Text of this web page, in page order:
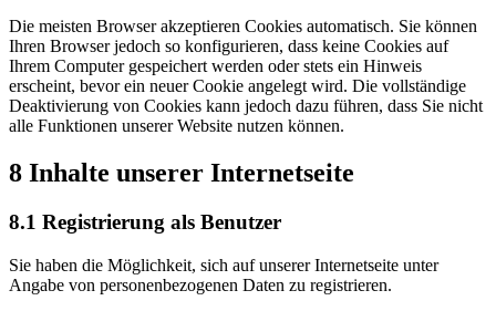
Die meisten Browser akzeptieren Cookies automatisch. Sie können
Ihren Browser jedoch so konfigurieren, dass keine Cookies auf
Ihrem Computer gespeichert werden oder stets ein Hinweis
erscheint, bevor ein neuer Cookie angelegt wird. Die vollständige
Deaktivierung von Cookies kann jedoch dazu führen, dass Sie nicht
alle Funktionen unserer Website nutzen können.
8 Inhalte unserer Internetseite
8.1 Registrierung als Benutzer
Sie haben die Möglichkeit, sich auf unserer Internetseite unter
Angabe von personenbezogenen Daten zu registrieren.